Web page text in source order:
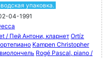
упаковка.
04-1991
/ Пей Антони, кларнет Ortíz
Kampen Christopher
Rogé Pascal, piano /